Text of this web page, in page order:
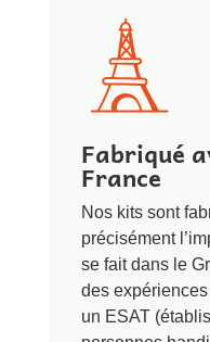
Fabriqué
France
Nos kits sont
précisément
se fait dans le
des
un ESAT